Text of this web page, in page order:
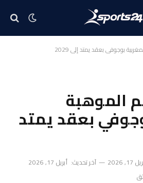
بوجوفي بعقد يمتد إلى 2029
الموهبة
بعقد يمتد
2026 آخر تحديث: أبريل 17, 2026